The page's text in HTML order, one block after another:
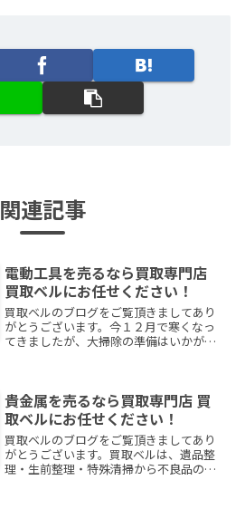
関連記事
電動工具を売るなら買取専門店
買取ベルにお任せください！
買取ベルのブログをご覧頂きましてあり
がとうございます。今１２月で寒くなっ
てきましたが、大掃除の準備はいかがで
に対応させて頂いておりま...
貴金属を売るなら買取専門店 買
取ベルにお任せください！
買取ベルのブログをご覧頂きましてあり
がとうございます。買取ベルは、遺品整
理・生前整理・特殊清掃から不良品の買